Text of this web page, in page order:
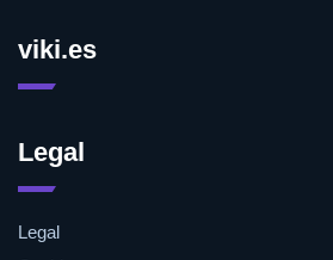
viki.es
Legal
Legal